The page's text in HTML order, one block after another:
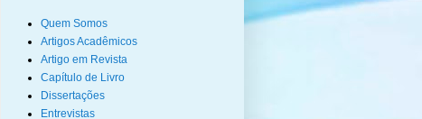
Quem Somos
Artigos Acadêmicos
Artigo em Revista
Capítulo de Livro
Dissertações
Entrevistas